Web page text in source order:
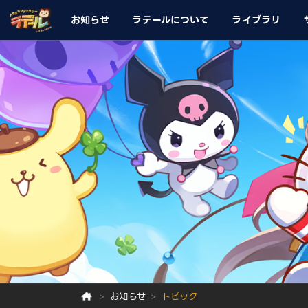
お知らせ ラテールについて ライブラリ
お知らせ トピック